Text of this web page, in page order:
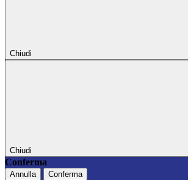
Chiudi
Chiudi
Conferma
Annulla Conferma